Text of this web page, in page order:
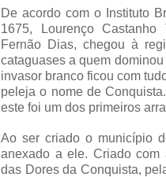
De acordo com o Instituto
1675, Lourenço
Fernão Dias, chegou à
cataguases a quem
invasor branco ficou com
peleja o nome de
este foi um dos primeiros
Ao ser criado o município
anexado a ele. Criado com
das Dores da Conquista,